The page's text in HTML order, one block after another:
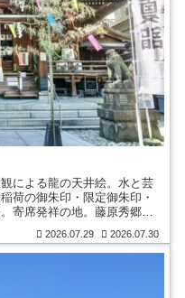
による龍の天井絵。水と芸
荷の御朱印・限定御朱印・
寄席発祥の地。藤原秀郷に
2026.07.29 2026.07.30